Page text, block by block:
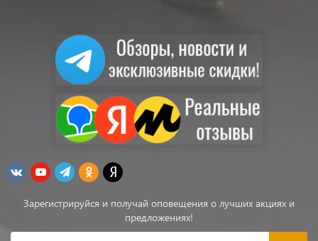
Зарегистрируйся и получай оповещения о лучших акциях и
предложениях!